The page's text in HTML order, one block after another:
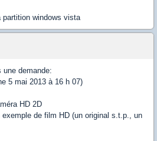
windows vista
une demande:
5 mai 2013 à 16 h 07)
HD 2D
de film HD (un original s.t.p., un